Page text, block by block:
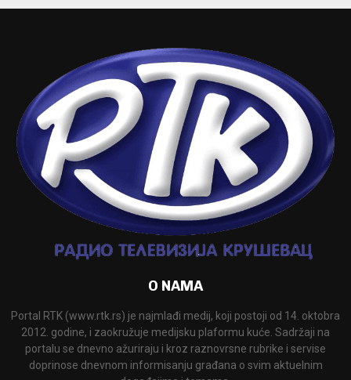
O NAMA
Portal RTK (www.rtk.rs) je najmlađi medij, koji postoji od 14. oktobra
2012. godine, i zaokružuje medijsku plaformu kuće. Sadržaji na
portalu se dnevno ažuriraju i kroz raznovrsne rubrike i servise
doprinose dnevnom informisanju građana o svim aktuelnim